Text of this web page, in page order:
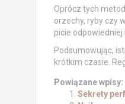
Oprócz tych
orzechy, ryby czy
picie odpowiedniej
Podsumowując,
krótkim czasie.
Powiązane wpisy:
Sekrety